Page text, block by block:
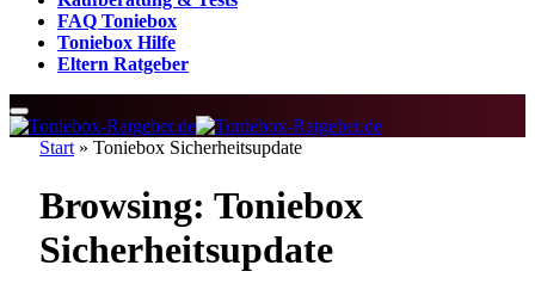
FAQ Toniebox
Toniebox Hilfe
Eltern Ratgeber
Start » Toniebox Sicherheitsupdate
Browsing: Toniebox
Sicherheitsupdate